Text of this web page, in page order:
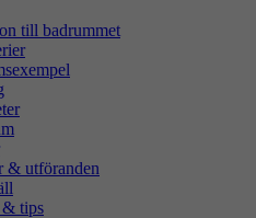
till badrummet
& utföranden
tips